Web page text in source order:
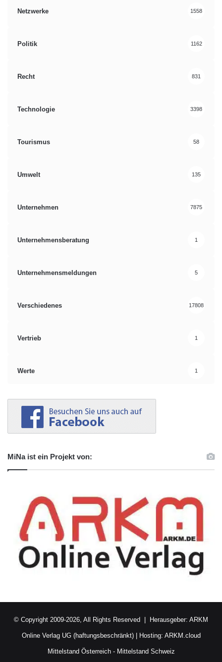
Netzwerke 1558
Politik 1162
Recht 831
Technologie 3398
Tourismus 58
Umwelt 135
Unternehmen 7875
Unternehmensberatung 1
Unternehmensmeldungen 5
Verschiedenes 17808
Vertrieb 1
Werte 1
MiNa ist ein Projekt von:
© Copyright 2009-2026, All Rights Reserved | Herausgeber: ARKM
Online Verlag UG (haftungsbeschränkt)| Hosting: ARKM.cloud
Mittelstand Österreich- Mittelstand Schweiz